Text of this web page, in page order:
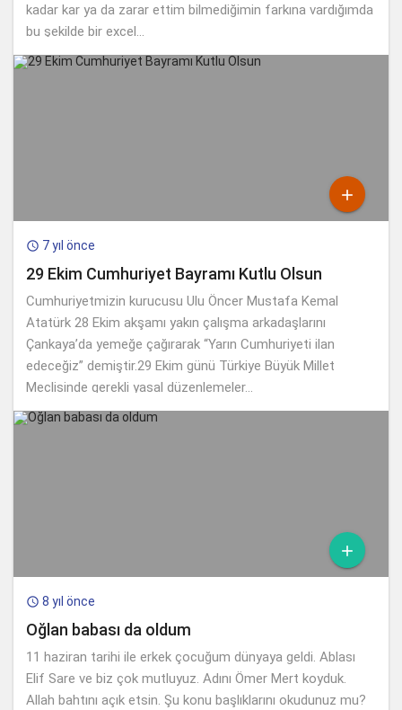
kadar kar ya da zarar ettim bilmediğimin farkına vardığımda
bu şekilde bir excel...

 7 yıl önce
29 Ekim Cumhuriyet Bayramı Kutlu Olsun
Cumhuriyetmizin kurucusu Ulu Öncer Mustafa Kemal
Atatürk 28 Ekim akşamı yakın çalışma arkadaşlarını
Çankaya’da yemeğe çağırarak “Yarın Cumhuriyeti ilan
edeceğiz” demiştir.29 Ekim günü Türkiye Büyük Millet
Meclisinde gerekli yasal düzenlemeler...

 8 yıl önce
Oğlan babası da oldum
11 haziran tarihi ile erkek çocuğum dünyaya geldi. Ablası
Elif Sare ve biz çok mutluyuz. Adını Ömer Mert koyduk.
Allah bahtını açık etsin. Şu konu başlıklarını okudunuz mu?